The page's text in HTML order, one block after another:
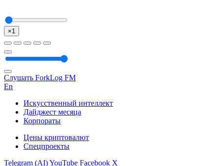
×1
Слушать ForkLog FM
En
Искусственный интеллект
Дайджест месяца
Корпораты
Цены криптовалют
Спецпроекты
Telegram (AI)YouTube Facebook X